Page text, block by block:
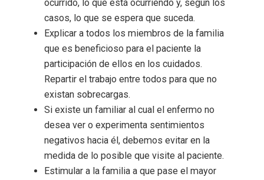
ocurrido, lo que está ocurriendo y, según los
casos, lo que se espera que suceda.
Explicar a todos los miembros de la familia
que es beneficioso para el paciente la
participación de ellos en los cuidados.
Repartir el trabajo entre todos para que no
existan sobrecargas.
Si existe un familiar al cual el enfermo no
desea ver o experimenta sentimientos
negativos hacia él, debemos evitar en la
medida de lo posible que visite al paciente.
Estimular a la familia a que pase el mayor